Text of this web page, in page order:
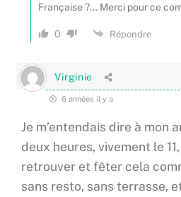
Française ?… Merci pour ce
0 Répondre
Virginie
6 années il y a
Je m’entendais dire à mon
deux heures, vivement le
retrouver et fêter cela
sans resto, sans terrasse,